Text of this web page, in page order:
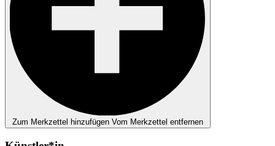
Zum Merkzettel hinzufügen Vom Merkzettel entfernen